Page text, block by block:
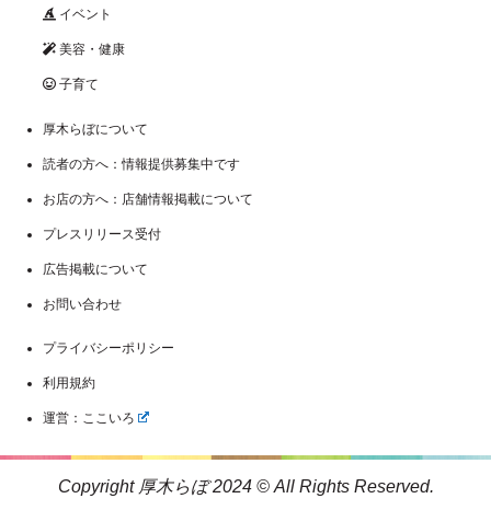
イベント
美容・健康
子育て
厚木らぼについて
読者の方へ：情報提供募集中です
お店の方へ：店舗情報掲載について
プレスリリース受付
広告掲載について
お問い合わせ
プライバシーポリシー
利用規約
運営：ここいろ
Copyright 厚木らぼ 2024 © All Rights Reserved.